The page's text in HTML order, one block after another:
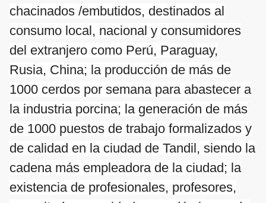
chacinados /embutidos, destinados al
consumo local, nacional y consumidores
del extranjero como Perú, Paraguay,
Rusia, China; la producción de más de
1000 cerdos por semana para abastecer a
la industria porcina; la generación de más
de 1000 puestos de trabajo formalizados y
de calidad en la ciudad de Tandil, siendo la
cadena más empleadora de la ciudad; la
existencia de profesionales, profesores,